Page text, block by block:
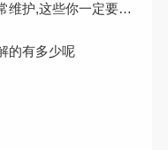
关于环氧乙烷气相色谱仪的日常维护,这些你一定要知道
的有多少呢